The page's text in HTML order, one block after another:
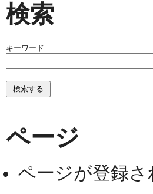
検索
キーワード
ページ
ページが登録